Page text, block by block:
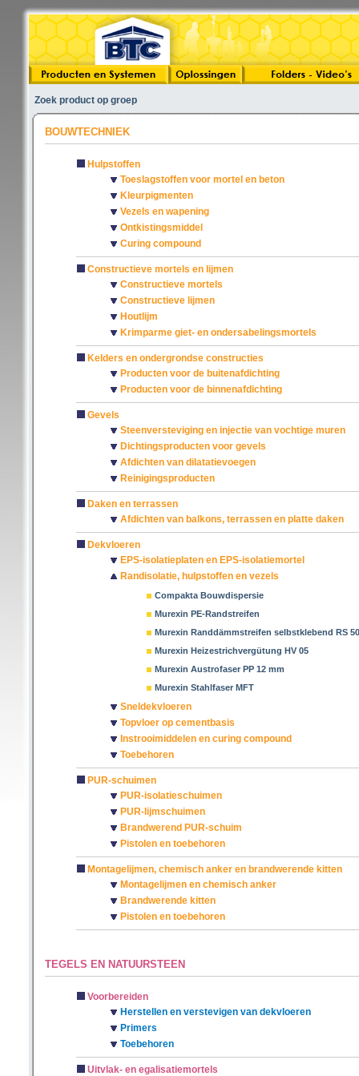
Zoek product op groep
BOUWTECHNIEK
Hulpstoffen
Toeslagstoffen voor mortel en beton
Kleurpigmenten
Vezels en wapening
Ontkistingsmiddel
Curing compound
Constructieve mortels en lijmen
Constructieve mortels
Constructieve lijmen
Houtlijm
Krimparme giet- en ondersabelingsmortels
Kelders en ondergrondse constructies
Producten voor de buitenafdichting
Producten voor de binnenafdichting
Gevels
Steenversteviging en injectie van vochtige muren
Dichtingsproducten voor gevels
Afdichten van dilatatievoegen
Reinigingsproducten
Daken en terrassen
Afdichten van balkons, terrassen en platte daken
Dekvloeren
EPS-isolatieplaten en EPS-isolatiemortel
Randisolatie, hulpstoffen en vezels
Compakta Bouwdispersie
Murexin PE-Randstreifen
Murexin Randdämmstreifen selbstklebend RS 50
Murexin Heizestrichvergütung HV 05
Murexin Austrofaser PP 12 mm
Murexin Stahlfaser MFT
Sneldekvloeren
Topvloer op cementbasis
Instrooimiddelen en curing compound
Toebehoren
PUR-schuimen
PUR-isolatieschuimen
PUR-lijmschuimen
Brandwerend PUR-schuim
Pistolen en toebehoren
Montagelijmen, chemisch anker en brandwerende kitten
Montagelijmen en chemisch anker
Brandwerende kitten
Pistolen en toebehoren
TEGELS EN NATUURSTEEN
Voorbereiden
Herstellen en verstevigen van dekvloeren
Primers
Toebehoren
Uitvlak- en egalisatiemortels